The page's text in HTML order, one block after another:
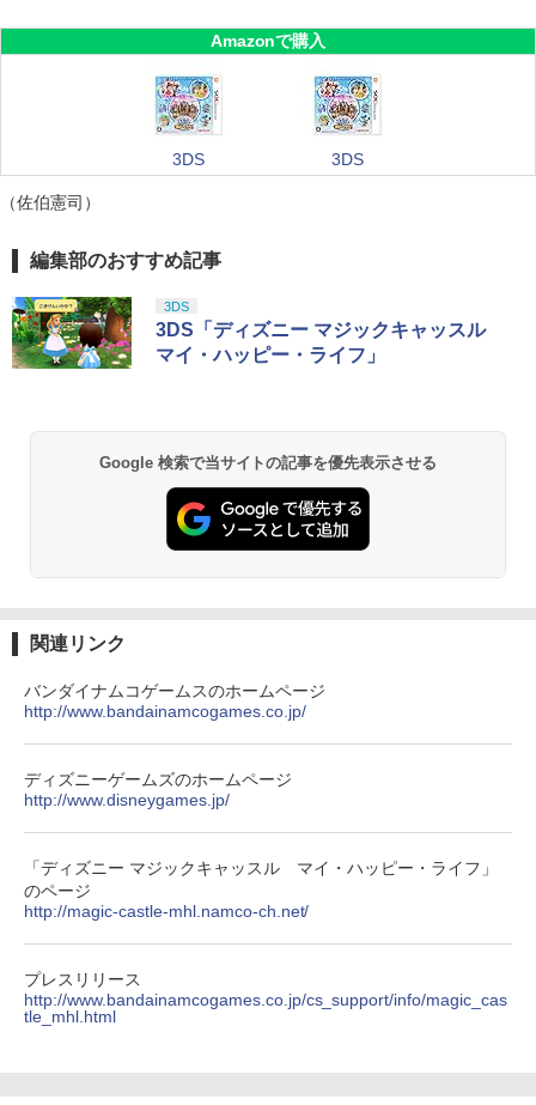
Amazonで購入
3DS 3DS
（佐伯憲司）
編集部のおすすめ記事
3DS
3DS「ディズニー マジックキャッスル
マイ・ハッピー・ライフ」
Google 検索で当サイトの記事を優先表示させる
関連リンク
バンダイナムコゲームスのホームページ
http://www.bandainamcogames.co.jp/
ディズニーゲームズのホームページ
http://www.disneygames.jp/
「ディズニー マジックキャッスル マイ・ハッピー・ライフ」
のページ
http://magic-castle-mhl.namco-ch.net/
プレスリリース
http://www.bandainamcogames.co.jp/cs_support/info/magic_cas
tle_mhl.html